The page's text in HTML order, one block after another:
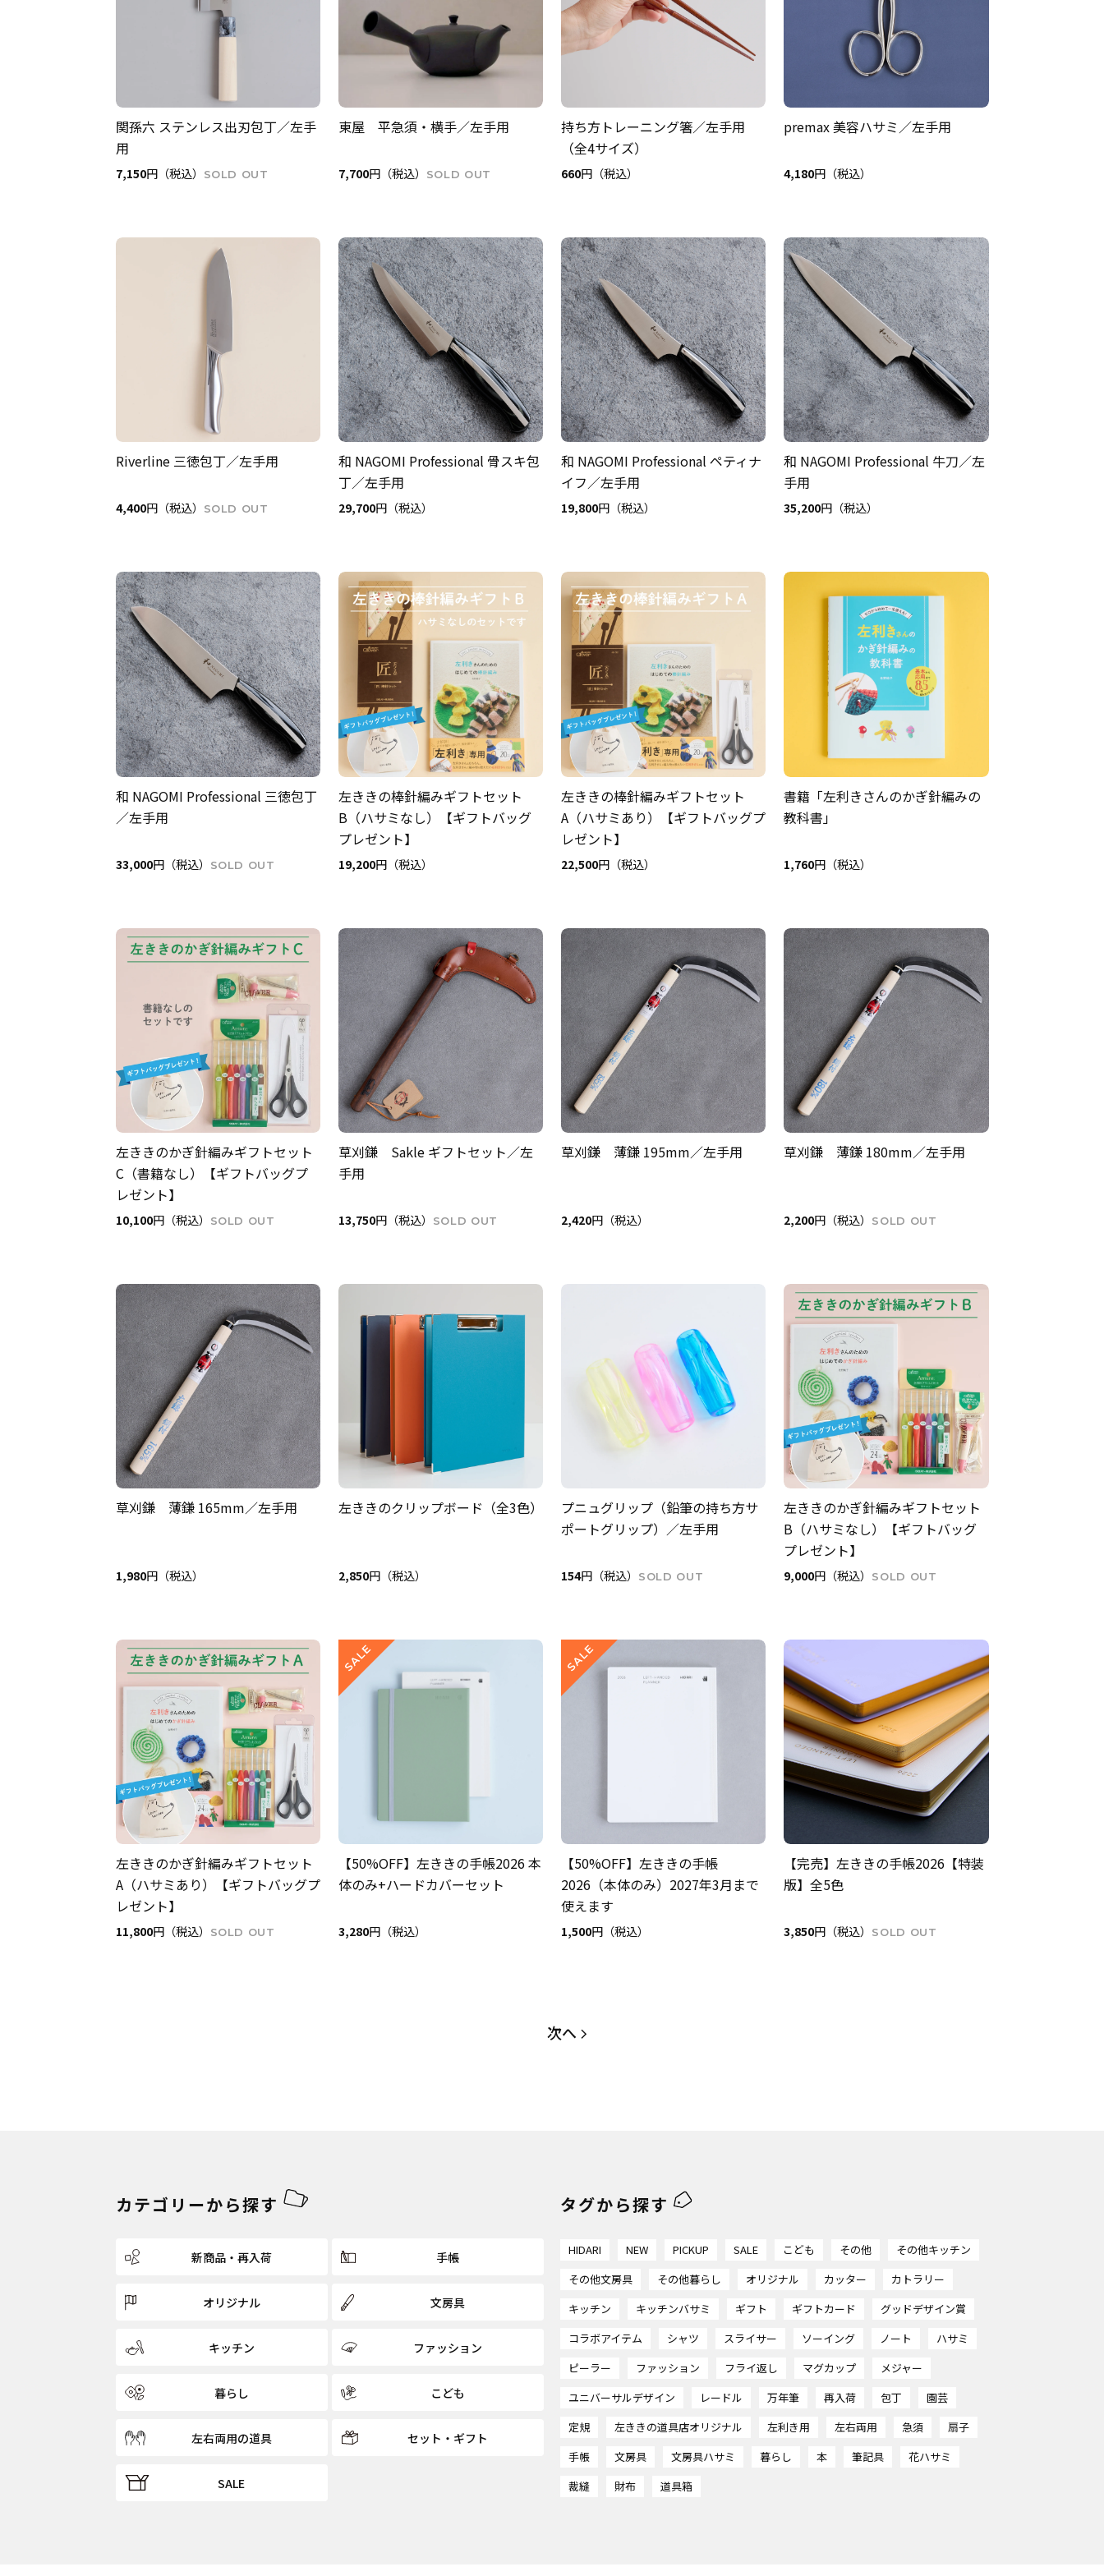
関孫六 ステンレス出刃包丁／左手
用
7,150円（税込） SOLD OUT
東屋 平急須・横手／左手用
7,700円（税込） SOLD OUT
持ち方トレーニング箸／左手用
（全4サイズ）
660円（税込）
premax 美容ハサミ／左手用
4,180円（税込）
Riverline 三徳包丁／左手用
4,400円（税込） SOLD OUT
和 NAGOMI Professional 骨スキ包
丁／左手用
29,700円（税込）
和 NAGOMI Professional ペティナ
イフ／左手用
19,800円（税込）
和 NAGOMI Professional 牛刀／左
手用
35,200円（税込）
和 NAGOMI Professional 三徳包丁
／左手用
33,000円（税込） SOLD OUT
左ききの棒針編みギフトセット
B（ハサミなし）【ギフトバッグ
プレゼント】
19,200円（税込）
左ききの棒針編みギフトセット
A（ハサミあり）【ギフトバッグプ
レゼント】
22,500円（税込）
書籍「左利きさんのかぎ針編みの
教科書」
1,760円（税込）
左ききのかぎ針編みギフトセット
C（書籍なし）【ギフトバッグプ
レゼント】
10,100円（税込） SOLD OUT
草刈鎌 Sakle ギフトセット／左
手用
13,750円（税込） SOLD OUT
草刈鎌 薄鎌 195mm／左手用
2,420円（税込）
草刈鎌 薄鎌 180mm／左手用
2,200円（税込） SOLD OUT
草刈鎌 薄鎌 165mm／左手用
1,980円（税込）
左ききのクリップボード（全3色）
2,850円（税込）
プニュグリップ（鉛筆の持ち方サ
ポートグリップ）／左手用
154円（税込） SOLD OUT
左ききのかぎ針編みギフトセット
B（ハサミなし）【ギフトバッグ
プレゼント】
9,000円（税込） SOLD OUT
左ききのかぎ針編みギフトセット
A（ハサミあり）【ギフトバッグプ
レゼント】
11,800円（税込） SOLD OUT
【50%OFF】左ききの手帳2026 本
体のみ+ハードカバーセット
3,280円（税込）
【50%OFF】左ききの手帳
2026（本体のみ）2027年3月まで
使えます
1,500円（税込）
【完売】左ききの手帳2026【特装
版】全5色
3,850円（税込） SOLD OUT
next set of pages
次へ
カテゴリーから探す
新商品・再入荷 手帳
オリジナル 文房具
キッチン ファッション
暮らし こども
左右両用の道具 セット・ギフト
SALE
タグから探す
HIDARI NEW PICKUP SALE こども その他
その他キッチン
その他文房具
その他暮らし オリジナル カッター
カトラリー
キッチン
キッチンバサミ ギフト ギフトカード
グッドデザイン賞
コラボアイテム
シャツ スライサー ソーイング ノート
ハサミ
ピーラー
ファッション フライ返し マグカップ
メジャー
ユニバーサルデザイン
レードル 万年筆 再入荷 包丁
園芸
定規
左ききの道具店オリジナル 左利き用 左右両用 急須
扇子
手帳
文房具 文房具ハサミ 暮らし 本 筆記具
花ハサミ
裁縫
財布 道具箱